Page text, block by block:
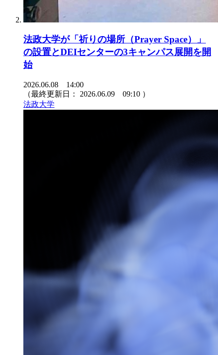
法政大学が「祈りの場所（Prayer Space）」
の設置とDEIセンターの3キャンパス展開を開
始
2026.06.08 14:00
（最終更新日： 2026.06.09 09:10 ）
法政大学